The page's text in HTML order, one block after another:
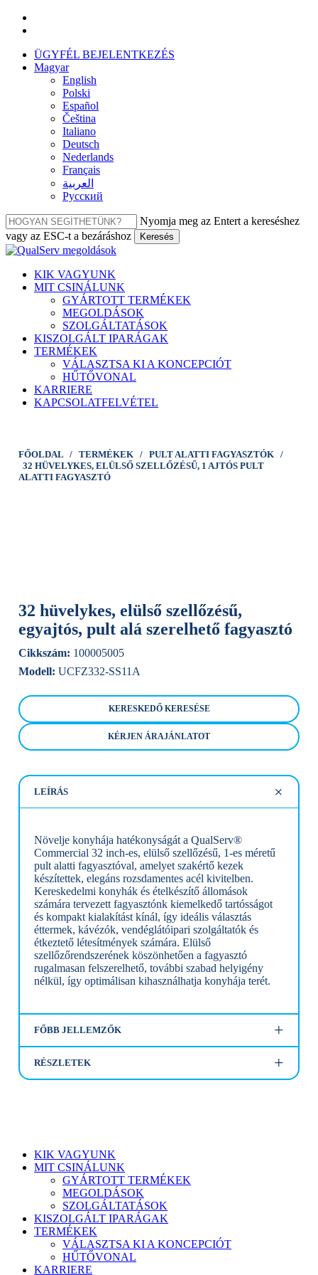
Ugrás
tartalomraÜGYFÉL BEJELENTKEZÉS
Magyar
English
Polski
Español
Čeština
Italiano
Deutsch
Nederlands
Français
العربية‏
Русский
Nyomja meg az Entert a kereséshez
vagy az ESC-t a bezáráshoz
Keresés
Bezár
Menü
KIK VAGYUNK
MIT CSINÁLUNK
GYÁRTOTT TERMÉKEK
MEGOLDÁSOK
SZOLGÁLTATÁSOK
KISZOLGÁLT IPARÁGAK
TERMÉKEK
VÁLASZTSA KI A KONCEPCIÓT
HŰTŐVONAL
KARRIERE
KAPCSOLATFELVÉTEL
FŐOLDAL / TERMÉKEK / PULT ALATTI FAGYASZTÓK /
32 HÜVELYKES, ELÜLSŐ SZELLŐZÉSŰ, 1 AJTÓS PULT
ALATTI FAGYASZTÓ
32 hüvelykes, elülső szellőzésű,
egyajtós, pult alá szerelhető fagyasztó
Cikkszám: 100005005
Modell: UCFZ332-SS11A
KERESKEDŐ KERESÉSE
KÉRJEN ÁRAJÁNLATOT
LEÍRÁS
Növelje konyhája hatékonyságát a QualServ®
Commercial 32 inch-es, elülső szellőzésű, 1-es méretű
pult alatti fagyasztóval, amelyet szakértő kezek
készítettek, elegáns rozsdamentes acél kivitelben.
Kereskedelmi konyhák és ételkészítő állomások
számára tervezett fagyasztónk kiemelkedő tartósságot
és kompakt kialakítást kínál, így ideális választás
éttermek, kávézók, vendéglátóipari szolgáltatók és
étkeztető létesítmények számára. Elülső
szellőzőrendszerének köszönhetően a fagyasztó
rugalmasan felszerelhető, további szabad helyigény
nélkül, így optimálisan kihasználhatja konyhája terét.
FŐBB JELLEMZŐK
RÉSZLETEK
Menü
bezárása
KIK VAGYUNK
MIT CSINÁLUNK
GYÁRTOTT TERMÉKEK
MEGOLDÁSOK
SZOLGÁLTATÁSOK
KISZOLGÁLT IPARÁGAK
TERMÉKEK
VÁLASZTSA KI A KONCEPCIÓT
HŰTŐVONAL
KARRIERE